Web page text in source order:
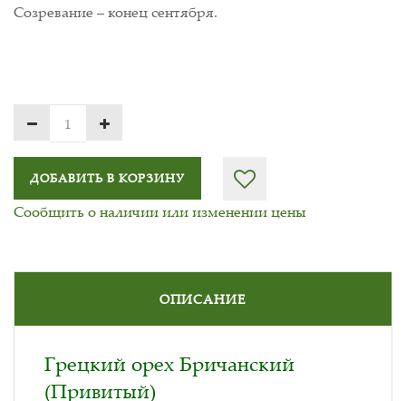
Созревание – конец сентября.
ДОБАВИТЬ В КОРЗИНУ
Сообщить о наличии или изменении цены
ОПИСАНИЕ
Грецкий орех Бричанский
(Привитый)